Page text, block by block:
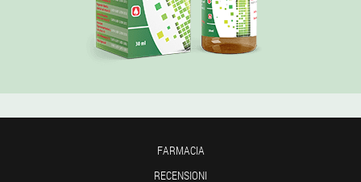
FARMACIA
RECENSIONI